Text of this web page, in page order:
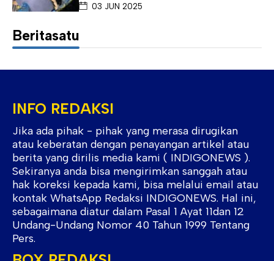
03 JUN 2025
Beritasatu
INFO REDAKSI
Jika ada pihak - pihak yang merasa dirugikan
atau keberatan dengan penayangan artikel atau
berita yang dirilis media kami ( INDIGONEWS ).
Sekiranya anda bisa mengirimkan sanggah atau
hak koreksi kepada kami, bisa melalui email atau
kontak WhatsApp Redaksi INDIGONEWS. Hal ini,
sebagaimana diatur dalam Pasal 1 Ayat 11dan 12
Undang-Undang Nomor 40 Tahun 1999 Tentang
Pers.